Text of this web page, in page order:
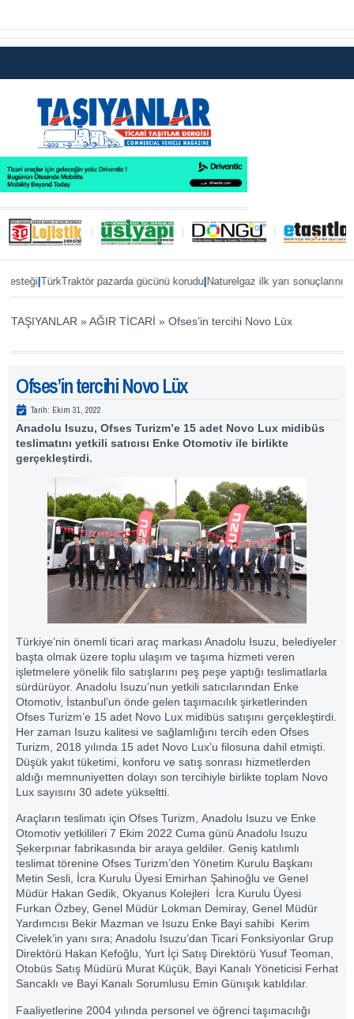
|TürkTraktör pazarda gücünü korudu|Naturelgaz ilk yarı sonuçlarını
TAŞIYANLAR »AĞIR TİCARİ » Ofses’in tercihi Novo Lüx
Ofses’in tercihi Novo Lüx
Tarih: Ekim 31, 2022
Anadolu Isuzu, Ofses Turizm’e 15 adet Novo Lux midibüs
teslimatını yetkili satıcısı Enke Otomotiv ile birlikte
gerçekleştirdi.
Türkiye’nin önemli ticari araç markası Anadolu Isuzu, belediyeler
başta olmak üzere toplu ulaşım ve taşıma hizmeti veren
işletmelere yönelik filo satışlarını peş peşe yaptığı teslimatlarla
sürdürüyor. Anadolu Isuzu’nun yetkili satıcılarından Enke
Otomotiv, İstanbul’un önde gelen taşımacılık şirketlerinden
Ofses Turizm’e 15 adet Novo Lux midibüs satışını gerçekleştirdi.
Her zaman Isuzu kalitesi ve sağlamlığını tercih eden Ofses
Turizm, 2018 yılında 15 adet Novo Lux’u filosuna dahil etmişti.
Düşük yakıt tüketimi, konforu ve satış sonrası hizmetlerden
aldığı memnuniyetten dolayı son tercihiyle birlikte toplam Novo
Lux sayısını 30 adete yükseltti.
Araçların teslimatı için Ofses Turizm, Anadolu Isuzu ve Enke
Otomotiv yetkilileri 7 Ekim 2022 Cuma günü Anadolu Isuzu
Şekerpınar fabrikasında bir araya geldiler. Geniş katılımlı
teslimat törenine Ofses Turizm’den Yönetim Kurulu Başkanı
Metin Sesli, İcra Kurulu Üyesi Emirhan Şahinoğlu ve Genel
Müdür Hakan Gedik, Okyanus Kolejleri İcra Kurulu Üyesi
Furkan Özbey, Genel Müdür Lokman Demiray, Genel Müdür
Yardımcısı Bekir Mazman ve Isuzu Enke Bayi sahibi Kerim
Civelek’in yanı sıra; Anadolu Isuzu’dan Ticari Fonksiyonlar Grup
Direktörü Hakan Kefoğlu, Yurt İçi Satış Direktörü Yusuf Teoman,
Otobüs Satış Müdürü Murat Küçük, Bayi Kanalı Yöneticisi Ferhat
Sancaklı ve Bayi Kanalı Sorumlusu Emin Günışık katıldılar.
Faaliyetlerine 2004 yılında personel ve öğrenci taşımacılığı